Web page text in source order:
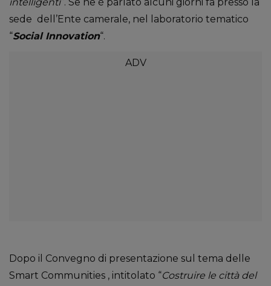
sede dell’Ente camerale, nel laboratorio tematico
“Social Innovation“.
Dopo il Convegno di presentazione sul tema delle
Smart Communities , intitolato “Costruire le città del